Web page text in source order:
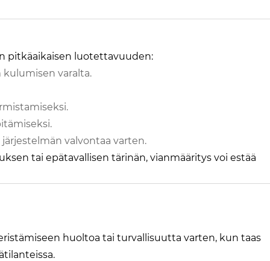
pitkäaikaisen luotettavuuden:
kulumisen varalta.
valvontaa varten.
tai epätavallisen tärinän, vianmääritys voi estää
huoltoa tai turvallisuutta varten, kun taas